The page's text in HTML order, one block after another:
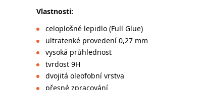
Vlastnosti:
celoplošné lepidlo (Full Glue)
ultratenké provedení 0,27 mm
vysoká průhlednost
tvrdost 9H
dvojitá oleofobní vrstva
přesné zpracování